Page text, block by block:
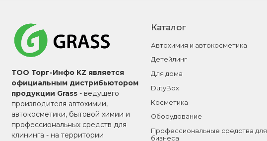
ТОО Торг-Инфо KZ является
официальным дистрибьютором
продукции Grass- ведущего
производителя автохимии,
автокосметики, бытовой химии и
профессиональных средств для
клининга - на территории
Каталог
Автохимия и автокосметика
Детейлинг
Для дома
DutyBox
Косметика
Оборудование
Профессиональные средства для
бизнеса